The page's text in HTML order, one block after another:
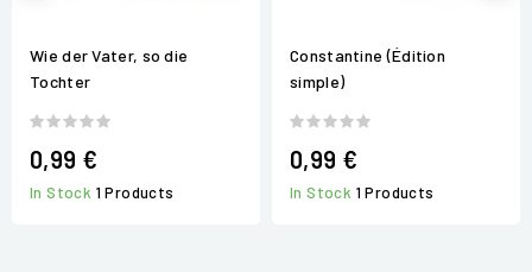
Wie der Vater, so die
Tochter
0,99 €
In Stock 1 Products
Constantine (Édition
simple)
0,99 €
In Stock 1 Products